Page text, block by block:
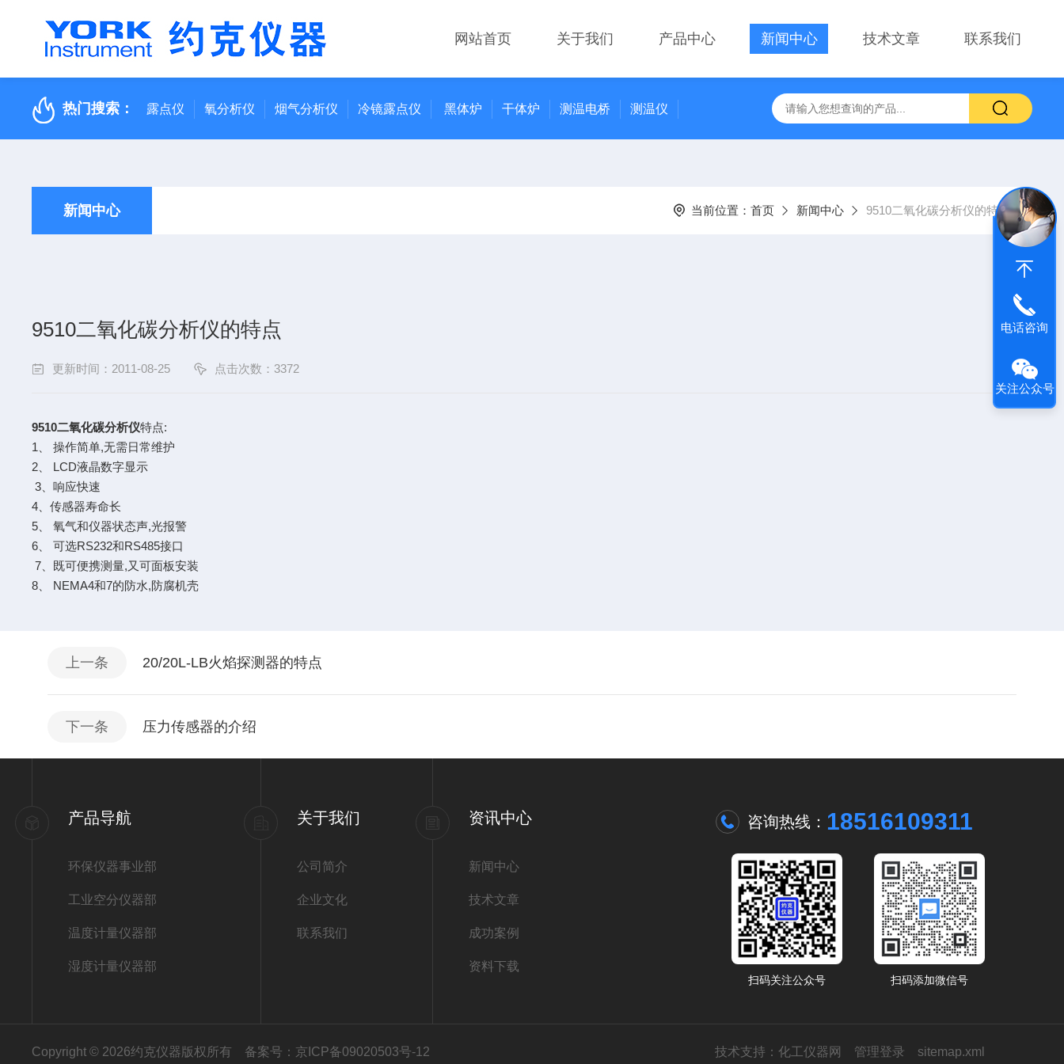
网站首页 关于我们 产品中心 新闻中心 技术文章 联系我们
热门搜索： 露点仪 氧分析仪 烟气分析仪 冷镜露点仪 黑体炉 干体炉 测温电桥 测温仪
新闻中心 当前位置： 首页 新闻中心 9510二氧化碳分析仪的特点
9510二氧化碳分析仪的特点
更新时间：2011-08-25 点击次数：3372
9510二氧化碳分析仪特点:
1、 操作简单,无需日常维护
2、 LCD液晶数字显示
3、响应快速
4、传感器寿命长
5、 氧气和仪器状态声,光报警
6、 可选RS232和RS485接口
7、既可便携测量,又可面板安装
8、 NEMA4和7的防水,防腐机壳
上一条 20/20L-LB火焰探测器的特点
下一条 压力传感器的介绍
产品导航
环保仪器事业部
工业空分仪器部
温度计量仪器部
湿度计量仪器部
关于我们
公司简介
企业文化
联系我们
资讯中心
新闻中心
技术文章
成功案例
资料下载
咨询热线： 18516109311
扫码关注公众号 扫码添加微信号
Copyright © 2026约克仪器版权所有 备案号：京ICP备09020503号-12 技术支持： 化工仪器网 管理登录 sitemap.xml
电话咨询
关注公众号